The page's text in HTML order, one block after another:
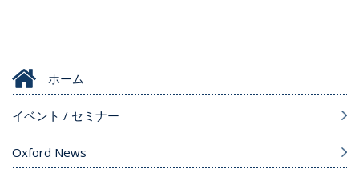
ホーム
イベント / セミナー
Oxford News